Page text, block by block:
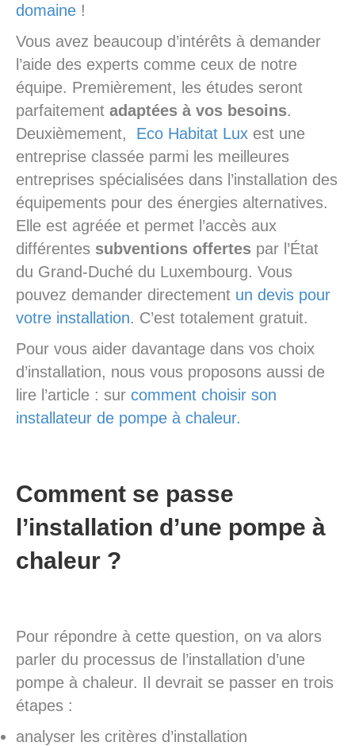
domaine !
Vous avez beaucoup d’intérêts à demander
l’aide des experts comme ceux de notre
équipe. Premièrement, les études seront
parfaitement adaptées à vos besoins.
Deuxièmement, Eco Habitat Lux est une
entreprise classée parmi les meilleures
entreprises spécialisées dans l’installation des
équipements pour des énergies alternatives.
Elle est agréée et permet l’accès aux
différentes subventions offertes par l’État
du Grand-Duché du Luxembourg. Vous
pouvez demander directement un devis pour
votre installation. C’est totalement gratuit.
Pour vous aider davantage dans vos choix
d’installation, nous vous proposons aussi de
lire l’article : sur comment choisir son
installateur de pompe à chaleur.
Comment se passe
l’installation d’une pompe à
chaleur ?
Pour répondre à cette question, on va alors
parler du processus de l’installation d’une
pompe à chaleur. Il devrait se passer en trois
étapes :
analyser les critères d’installation